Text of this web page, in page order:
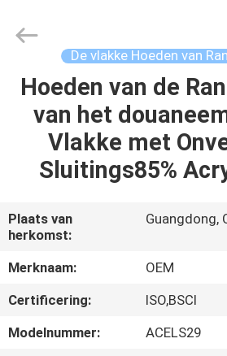
HUIS
PRODUCTEN
ONGEVEER
ONS
FABRIEKSREIS
Reserved.
De vlakke Hoeden van
Hoeden van de
van het
Vlakke met
Sluitings85%
Plaats van
herkomst:
Guangdong,
Merknaam:
OEM
Certificering:
ISO,BSCI
Modelnummer:
ACELS29